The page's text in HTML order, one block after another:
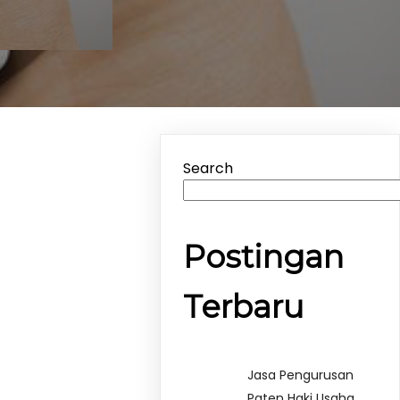
Search
Postingan
Terbaru
Jasa Pengurusan